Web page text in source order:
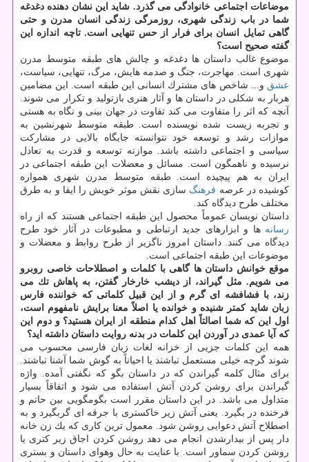
موضاعات اجتماعی خانوادگی می گذرد. شاید این نشان دهنده دغدغه
شما در باب زندگی شهری، روزمرگی زندگی انسان مدرن و حتی
گاهی تمایل انسان برای فرار از حس تنهایی است. تاچه اندازه این
گفته صحیح است؟
موضوع غالب داستان ها دغدغه و چالش های طبقه متوسط مدرن
شهری است. مهاجرت، جنگ و صدمه هایش، مرگ، تنهایی، سیاست،
عشق و... شاخص های مشترك انسانی این طبقه است. این مضامین
هربار به شكلی در داستان ها و آثار هنری بازتولید و تكرار می شوند.
آنچه كه اثر را متفاوت می كند تفاوت در جهان بینی و نگاه به هستی
و تجربه زیست شده نویسنده است. طبقه متوسط شهرنشین به
موازات رشد و توسعه خود نتوانسته جایگاه بالایی در مشاركت
سیاسی و اجتماعی داشته باشد. موازنه توسعه و قدرت به تعادل
نرسیده و ناهمگون است. مسائل و معضلات این طبقه اجتماعی در
ایران به هم پیچیده است. طبقه متوسط مدرن شهری همواره
كوشیده در عرصه فرهنگ سازی نقش موثر خویش را ایفا و به طرق
مختلف طرح دیدگاه كند.
داستان نویسان عموماً محصول این طبقه اجتماعی هستند كه از راه
رسانه ها و ابزارهای جدید ارتباطی و مطبوعات در آثار خود طرح
دیدگاه می كنند. داستان امروز ناگزیر از طرح روابط و معضلات و
موضوعات این طبقه اجتماعی است.
موقع خوانش داستان ها گاهی با كلمات و اصطلاحات خاصی روبرو
می شویم. مثل گیراند، از دیشب خارخار گفتن، به پاهاش تك می
زند، با فشافشه ای گرم و از این قبیل كلماتی كه خواننده فارس
زبان شاید كمتر شنیده و خوانده یا اصلاً معنا برایش نامفهوم است،
اول این كه شما اصالتاً اهل كدام منطقه از ایران هستید؟ و دوم این
كه آیا عمدی در آوردن این كلمات در بدنه روایت داستان داشته اید؟
همه این كلمات جزیی از خزانه لغات زبان فارسی محسوب می
شوند گرچه خیلی مستعمل نباشند یا احیاناً به گوش شما آشنا نباشند.
برای مثال كلمه گیراندن كه در داستان بگو كه نگفتی آمده. واژه
گیراندن برای روشن كردن آتش استفاده می شود و اتفاقاً بسیار
متداول می باشد. در این داستان مقرر است بگومگویی بین حاتم و
فرخنده در بگیرد. یعنی آتش زیر خاكستری با جرقه ای گربگیرد و به
اصطلاح آتش دعوایی روشن شود. معمول ترین كاری كه یك زن خانه
دار پس از بیدارشدن انجام می دهد روشن كردن اجاق زیر كتری یا
روشن كردن سماور است. با عنایت به حال وهوای داستان و بستری